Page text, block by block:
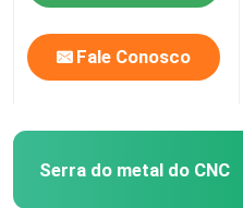
Fale Conosco
Serra do metal do CNC